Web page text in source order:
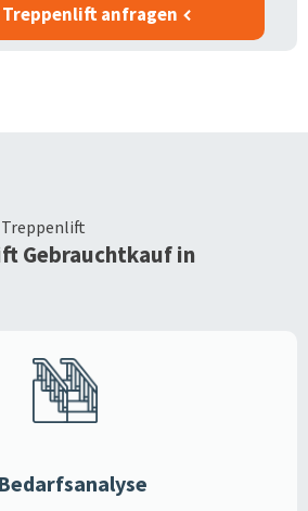
anfragen
Gebrauchtkauf in